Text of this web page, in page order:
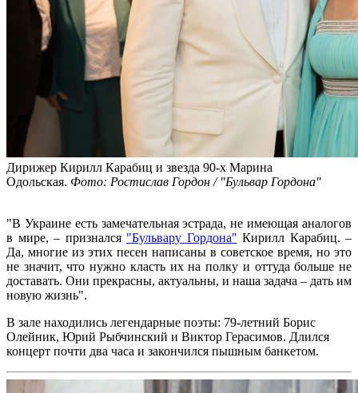
Дирижер Кирилл Карабиц и звезда 90-х Марина
Одольская. Фото: Ростислав Гордон / "Бульвар Гордона"
"В Украине есть замечательная эстрада, не имеющая аналогов
в мире, – признался "Бульвару Гордона" Кирилл Карабиц. –
Да, многие из этих песен написаны в советское время, но это
не значит, что нужно класть их на полку и оттуда больше не
доставать. Они прекрасны, актуальны, и наша задача – дать им
новую жизнь".
В зале находились легендарные поэты: 79-летний Борис
Олейник, Юрий Рыбчинский и Виктор Герасимов. Длился
концерт почти два часа и закончился пышным банкетом.